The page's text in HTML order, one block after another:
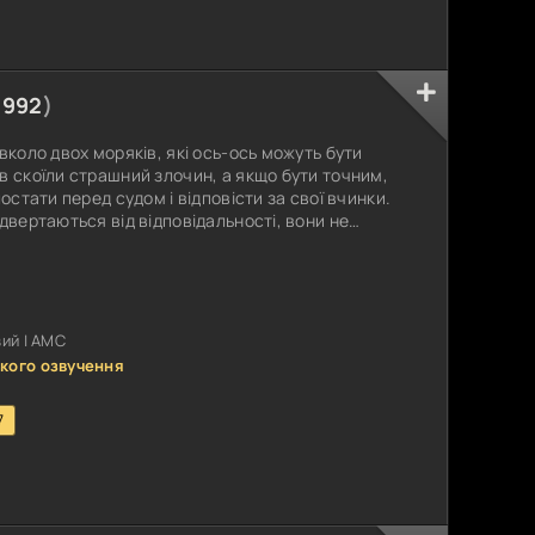
)
двох моряків, які ось-ось можуть бути
скоїли страшний злочин, а якщо бути точним,
перед судом і відповісти за свої вчинки.
від відповідальності, вони не
героєм стає саме цей чоловік. Тепер
вбивць.
| АМС
озвучення